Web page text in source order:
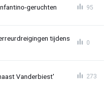
geruchten 95
tijdens
0
Vanderbiest' 273